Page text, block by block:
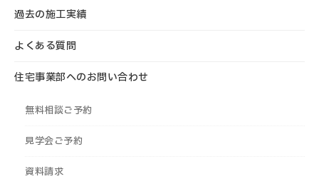
過去の施工実績
よくある質問
住宅事業部へのお問い合わせ
無料相談ご予約
見学会ご予約
資料請求